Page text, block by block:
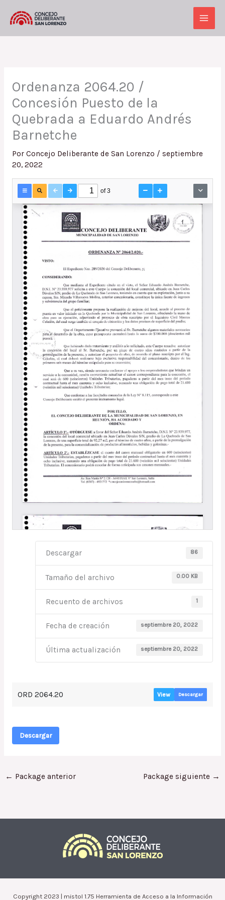
Main
Ordenanza 2064.20 /
Concesión Puesto de la
Quebrada a Eduardo Andrés
Barnetche
Por Concejo Deliberante de San Lorenzo / septiembre
20, 2022
Descargar 86
Tamaño del archivo 0.00 KB
Recuento de archivos 1
Fecha de creación septiembre 20, 2022
Última actualización septiembre 20, 2022
ORD 2064.20 View Descargar
Descargar
← Package anterior Package siguiente →
Copyright 2023 | mistol 1.75 Herramienta de Acceso a la Información